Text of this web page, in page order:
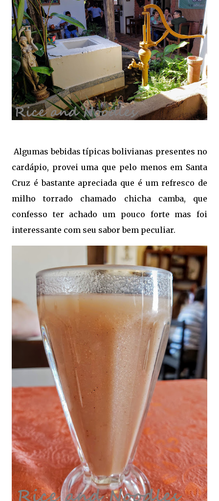
Algumas bebidas típicas bolivianas presentes no
cardápio, provei uma que pelo menos em Santa
Cruz é bastante apreciada que é um refresco de
milho torrado chamado chicha camba, que
confesso ter achado um pouco forte mas foi
interessante com seu sabor bem peculiar.